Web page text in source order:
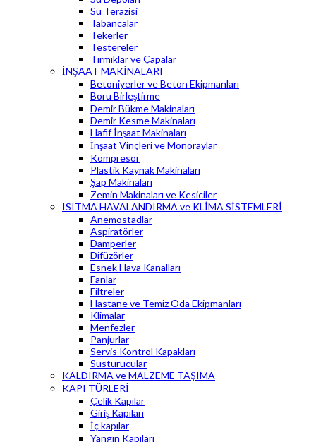
Su Terazisi
Tabancalar
Tekerler
Testereler
Tırmıklar ve Çapalar
İNŞAAT MAKİNALARI
Betoniyerler ve Beton Ekipmanları
Boru Birleştirme
Demir Bükme Makinaları
Demir Kesme Makinaları
Hafif İnşaat Makinaları
İnşaat Vinçleri ve Monoraylar
Kompresör
Plastik Kaynak Makinaları
Şap Makinaları
Zemin Makinaları ve Kesiciler
ISITMA HAVALANDIRMA ve KLİMA SİSTEMLERİ
Anemostadlar
Aspiratörler
Damperler
Difüzörler
Esnek Hava Kanalları
Fanlar
Filtreler
Hastane ve Temiz Oda Ekipmanları
Klimalar
Menfezler
Panjurlar
Servis Kontrol Kapakları
Susturucular
KALDIRMA ve MALZEME TAŞIMA
KAPI TÜRLERİ
Çelik Kapılar
Giriş Kapıları
İç kapılar
Yangın Kapıları